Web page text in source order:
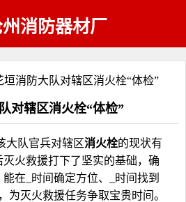
消防器材厂
垣消防大队对辖区消火栓“体检”
对辖区消火栓“体检”
队官兵对辖区消火栓的现状有
火救援打下了坚实的基础，确
在_时间确定方位、_时间找到
为灭火救援任务争取宝贵时间。